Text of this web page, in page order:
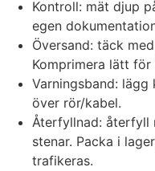
Kontroll: mät djup
egen
Översand: täck
Komprimera lätt
Varningsband:
över rör/kabel.
Återfyllnad: återfyll
stenar. Packa i
trafikeras.